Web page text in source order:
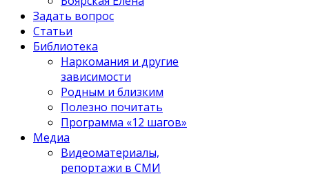
Задать вопрос
Статьи
Библиотека
Наркомания и другие
зависимости
Родным и близким
Полезно почитать
Программа «12 шагов»
Медиа
Видеоматериалы,
репортажи в СМИ